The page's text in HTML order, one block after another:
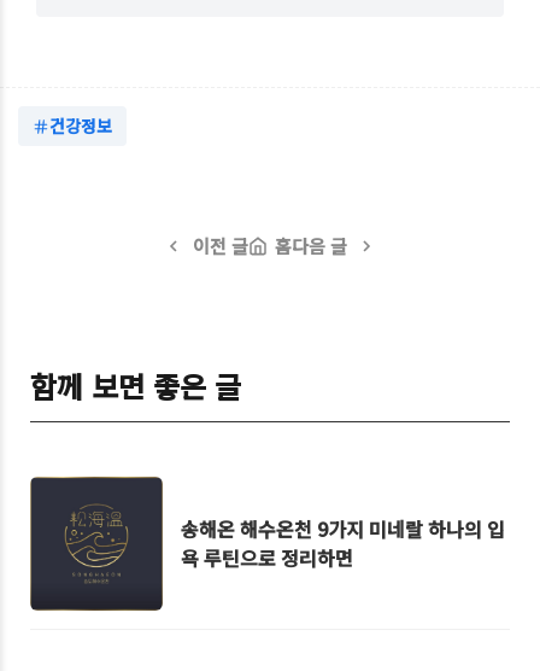
건강정보
이전 글 홈다음 글
함께 보면 좋은 글
송해온 해수온천 9가지 미네랄 하나의 입
욕 루틴으로 정리하면